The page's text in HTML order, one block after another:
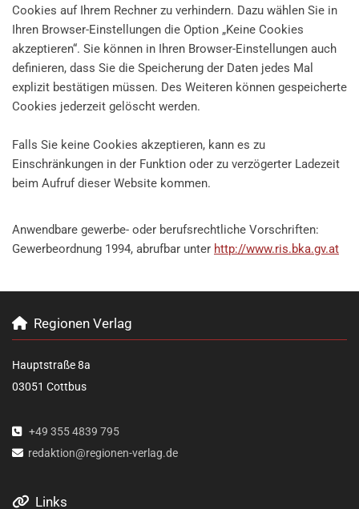
Cookies auf Ihrem Rechner zu verhindern. Dazu wählen Sie in
Ihren Browser-Einstellungen die Option „Keine Cookies
akzeptieren“. Sie können in Ihren Browser-Einstellungen auch
definieren, dass Sie die Speicherung der Daten jedes Mal
explizit bestätigen müssen. Des Weiteren können gespeicherte
Cookies jederzeit gelöscht werden.
Falls Sie keine Cookies akzeptieren, kann es zu
Einschränkungen in der Funktion oder zu verzögerter Ladezeit
beim Aufruf dieser Website kommen.
Anwendbare gewerbe- oder berufsrechtliche Vorschriften:
Gewerbeordnung 1994, abrufbar unter http://www.ris.bka.gv.at
 Regionen Verlag
Hauptstraße 8a
03051 Cottbus
 +49 355 4839 795
 redaktion@regionen-verlag.de
 Links